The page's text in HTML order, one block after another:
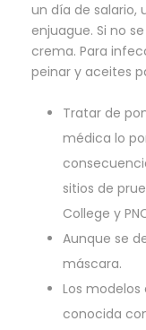
un día de salario,
enjuague. Si no
crema. Para
peinar y aceites
Tratar de
médica lo
sitios de
College y
Aunque se
máscara.
Los modelos
conocida